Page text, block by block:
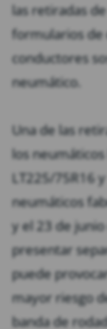
las retiradas
formularios de
conductores
neumático.
Una de las
los
LT225/75R16
neumáticos
y el 23 de
presentar
puede
mayor riesgo
banda de